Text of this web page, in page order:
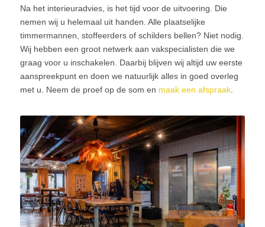
Na het interieuradvies, is het tijd voor de uitvoering. Die
nemen wij u helemaal uit handen. Alle plaatselijke
timmermannen, stoffeerders of schilders bellen? Niet nodig.
Wij hebben een groot netwerk aan vakspecialisten die we
graag voor u inschakelen. Daarbij blijven wij altijd uw eerste
aanspreekpunt en doen we natuurlijk alles in goed overleg
met u. Neem de proef op de som en maak een afspraak.